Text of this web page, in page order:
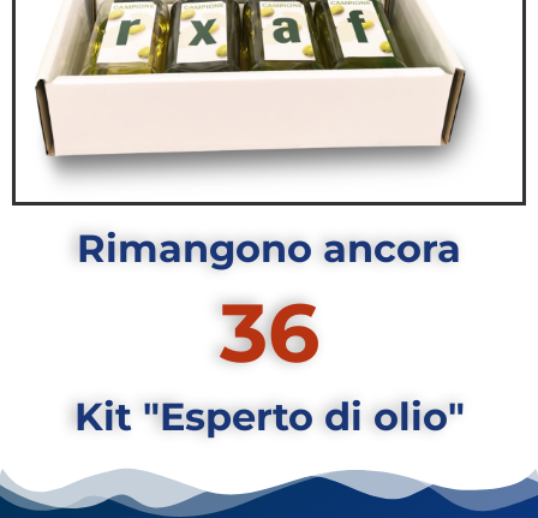
Rimangono ancora
36
Kit "Esperto di olio"